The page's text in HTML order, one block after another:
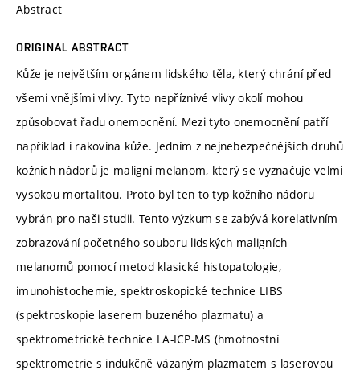
Abstract
ORIGINAL ABSTRACT
Kůže je největším orgánem lidského těla, který chrání před
všemi vnějšími vlivy. Tyto nepříznivé vlivy okolí mohou
způsobovat řadu onemocnění. Mezi tyto onemocnění patří
například i rakovina kůže. Jedním z nejnebezpečnějších druhů
kožních nádorů je maligní melanom, který se vyznačuje velmi
vysokou mortalitou. Proto byl ten to typ kožního nádoru
vybrán pro naši studii. Tento výzkum se zabývá korelativním
zobrazování početného souboru lidských maligních
melanomů pomocí metod klasické histopatologie,
imunohistochemie, spektroskopické technice LIBS
(spektroskopie laserem buzeného plazmatu) a
spektrometrické technice LA-ICP-MS (hmotnostní
spektrometrie s indukčně vázaným plazmatem s laserovou